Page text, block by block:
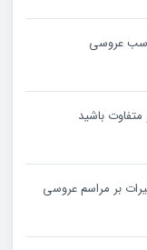
باشید
بر مراسم عروسی